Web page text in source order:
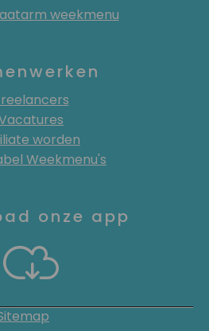
weekmenu
worden
Weekmenu's
onze app